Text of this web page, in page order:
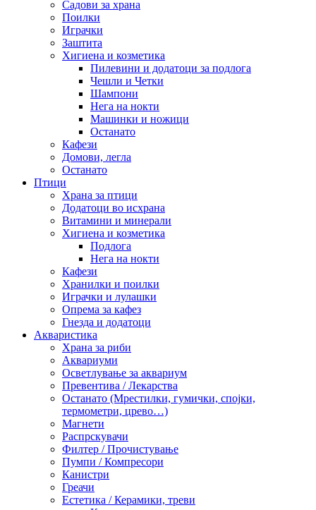
Садови за храна
Поилки
Играчки
Заштита
Хигиена и козметика
Пилевини и додатоци за подлога
Чешли и Четки
Шампони
Нега на нокти
Машинки и ножици
Останато
Кафези
Домови, легла
Останато
Птици
Храна за птици
Додатоци во исхрана
Витамини и минерали
Хигиена и козметика
Подлога
Нега на нокти
Кафези
Хранилки и поилки
Играчки и лулашки
Опрема за кафез
Гнезда и додатоци
Акваристика
Храна за риби
Аквариуми
Осветлување за аквариум
Превентива / Лекарства
Останато (Мрестилки, гумички, спојки,
термометри, црево…)
Магнети
Распрскувачи
Филтер / Прочистување
Пумпи / Компресори
Канистри
Греачи
Естетика / Керамики, треви